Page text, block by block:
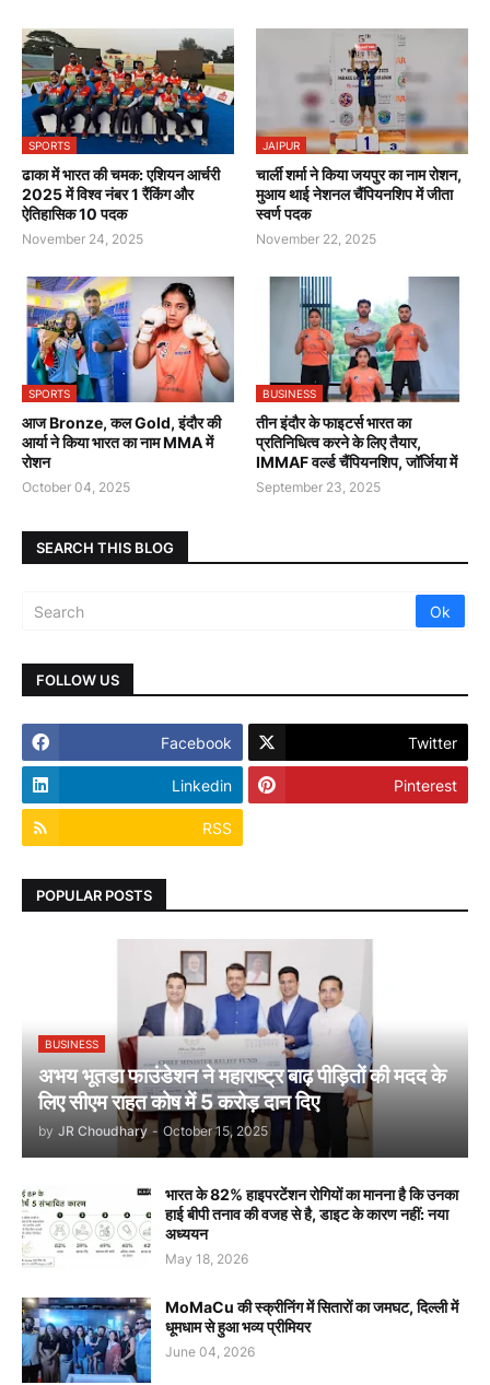
SPORTS
ढाका में भारत की चमक: एशियन आर्चरी
2025 में विश्व नंबर 1 रैंकिंग और
ऐतिहासिक 10 पदक
November 24, 2025
JAIPUR
चार्ली शर्मा ने किया जयपुर का नाम रोशन,
मुआय थाई नेशनल चैंपियनशिप में जीता
स्वर्ण पदक
November 22, 2025
SPORTS
आज Bronze, कल Gold, इंदौर की
आर्या ने किया भारत का नाम MMA में
रोशन
October 04, 2025
BUSINESS
तीन इंदौर के फाइटर्स भारत का
प्रतिनिधित्व करने के लिए तैयार,
IMMAF वर्ल्ड चैंपियनशिप, जॉर्जिया में
September 23, 2025
SEARCH THIS BLOG
FOLLOW US
Facebook Twitter
Linkedin Pinterest
RSS
POPULAR POSTS
BUSINESS
अभय भूतडा फाउंडेशन ने महाराष्ट्र बाढ़ पीड़ितों की मदद के
लिए सीएम राहत कोष में 5 करोड़ दान दिए
by JR Choudhary - October 15, 2025
भारत के 82% हाइपरटेंशन रोगियों का मानना है कि उनका
हाई बीपी तनाव की वजह से है, डाइट के कारण नहीं: नया
अध्ययन
May 18, 2026
MoMaCu की स्क्रीनिंग में सितारों का जमघट, दिल्ली में
धूमधाम से हुआ भव्य प्रीमियर
June 04, 2026